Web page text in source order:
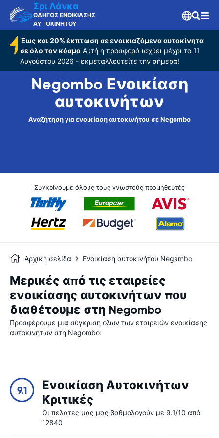
Σρι Λάνκα
ΟΔΗΓΟΣ ΕΝΟΙΚΙΑΣΗΣ
ΑΥΤΟΚΙΝΗΤΟΥ
Έως και 20% έκπτωση σε ενοικιαζόμενα αυτοκίνητα
σε όλο τον κόσμο Αυτή η προσφορά ισχύει μέχρι το 11
Αυγούστου 2026 - εκμεταλλευτείτε την σήμερα!
Negombo Ενοικίαση
αυτοκινήτων
Αναζήτηση για ενοικίαση αυτοκινήτου σε Negombo
Συγκρίνουμε όλους τους γνωστούς προμηθευτές
Αρχική σελίδα Ενοικίαση αυτοκινήτου Negambo
Μερικές από τις εταιρείες
ενοικίασης αυτοκινήτων που
διαθέτουμε στη Negombo
Προσφέρουμε μια σύγκριση όλων των εταιρειών ενοικίασης
αυτοκινήτων στη Negombo:
9.1
Ενοικίαση Αυτοκινήτων
Κριτικές
Οι πελάτες μας μας βαθμολογούν με 9.1/10 από
12840